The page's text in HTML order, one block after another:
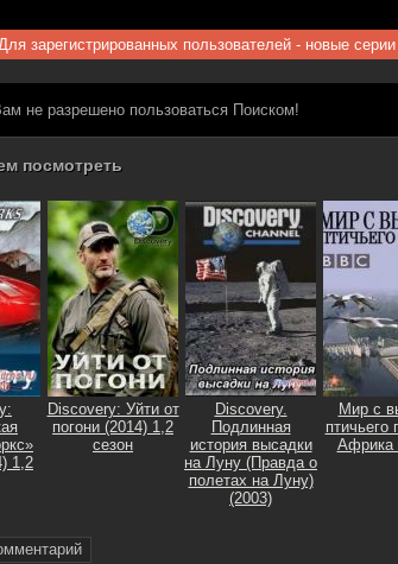
зарегистрированных пользователей - новые
не разрешено пользоваться Поиском!
посмотреть
1,2
Discovery: Уйти от
погони (2014) 1,2
сезон
Discovery.
Подлинная
история высадки
на Луну (Правда о
полетах на Луну)
(2003)
Мир с
птичьего
Африка